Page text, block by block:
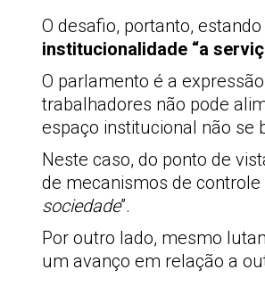
O desafio, portanto,
institucionalidade “a
O parlamento é a
trabalhadores não pode
espaço institucional não se
Neste caso, do ponto de
de mecanismos de controle
sociedade”.
Por outro lado, mesmo
um avanço em relação a